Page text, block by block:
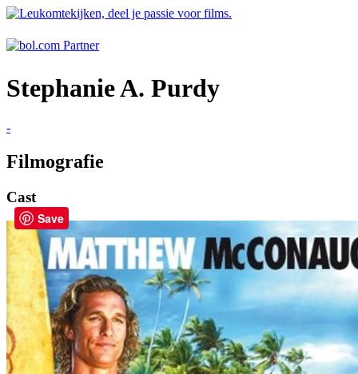
Stephanie A. Purdy
-
Filmografie
Cast
Save